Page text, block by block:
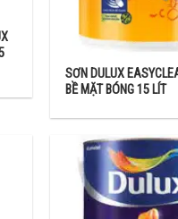
SƠN DULUX
BỀ MẶT BÓNG 15 LÍT